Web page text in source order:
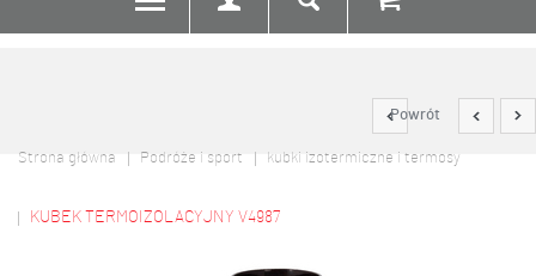
Powrót
Strona główna Podróże i sport kubki izotermiczne i termosy
KUBEK TERMOIZOLACYJNY V4987